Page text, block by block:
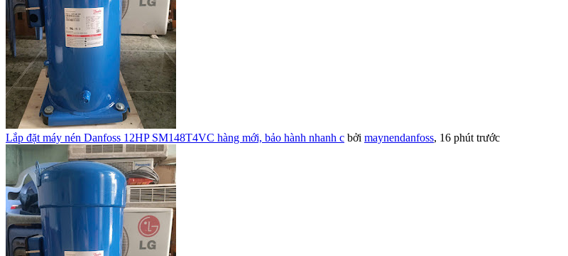
Lắp đặt máy nén Danfoss 12HP SM148T4VC hàng mới, bảo hành nhanh c bởi maynendanfoss, 16 phút trước